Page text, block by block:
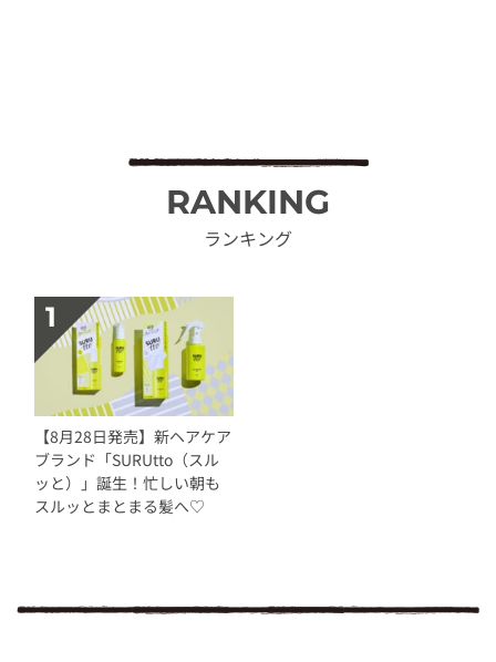
RANKING
ランキング
【8月28日発売】新ヘアケア
ブランド「SURUtto（スル
ッと）」誕生！忙しい朝も
スルッとまとまる髪へ♡